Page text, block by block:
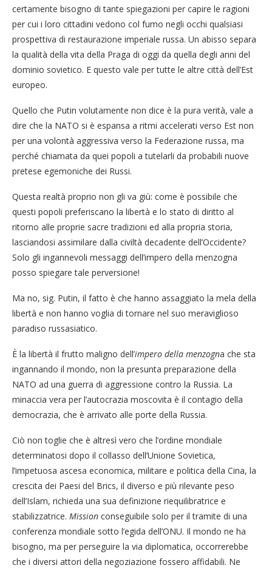
certamente bisogno di tante spiegazioni per capire le ragioni
per cui i loro cittadini vedono col fumo negli occhi qualsiasi
prospettiva di restaurazione imperiale russa. Un abisso separa
la qualità della vita della Praga di oggi da quella degli anni del
dominio sovietico. E questo vale per tutte le altre città dell’Est
europeo.
Quello che Putin volutamente non dice è la pura verità, vale a
dire che la NATO si è espansa a ritmi accelerati verso Est non
per una volontà aggressiva verso la Federazione russa, ma
perché chiamata da quei popoli a tutelarli da probabili nuove
pretese egemoniche dei Russi.
Questa realtà proprio non gli va giù: come è possibile che
questi popoli preferiscano la libertà e lo stato di diritto al
ritorno alle proprie sacre tradizioni ed alla propria storia,
lasciandosi assimilare dalla civiltà decadente dell’Occidente?
Solo gli ingannevoli messaggi dell’impero della menzogna
posso spiegare tale perversione!
Ma no, sig. Putin, il fatto è che hanno assaggiato la mela della
libertà e non hanno voglia di tornare nel suo meraviglioso
paradiso russasiatico.
È la libertà il frutto maligno dell’impero della menzogna che sta
ingannando il mondo, non la presunta preparazione della
NATO ad una guerra di aggressione contro la Russia. La
minaccia vera per l’autocrazia moscovita è il contagio della
democrazia, che è arrivato alle porte della Russia.
Ciò non toglie che è altresì vero che l’ordine mondiale
determinatosi dopo il collasso dell’Unione Sovietica,
l’impetuosa ascesa economica, militare e politica della Cina, la
crescita dei Paesi del Brics, il diverso e più rilevante peso
dell’Islam, richieda una sua definizione riequilibratrice e
stabilizzatrice. Mission conseguibile solo per il tramite di una
conferenza mondiale sotto l’egida dell’ONU. Il mondo ne ha
bisogno, ma per perseguire la via diplomatica, occorrerebbe
che i diversi attori della negoziazione fossero affidabili. Ne